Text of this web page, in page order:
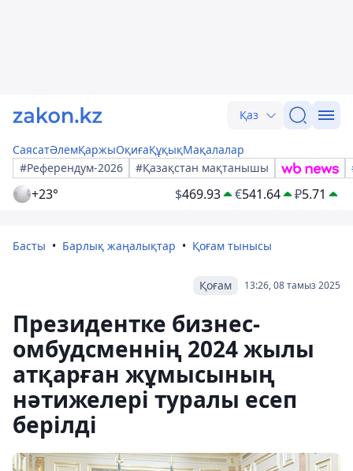
Қаз
СаясатӘлемҚаржыОқиғаҚұқықМақалалар
#Референдум-2026
#Қазақстан мақтанышы
+23° $469.93 €541.64 ₽5.71
Басты Барлық жаңалықтар Қоғам тынысы
13:26, 08 тамыз 2025
Қоғам
Президентке бизнес-
омбудсменнің 2024 жылы
атқарған жұмысының
нәтижелері туралы есеп
берілді